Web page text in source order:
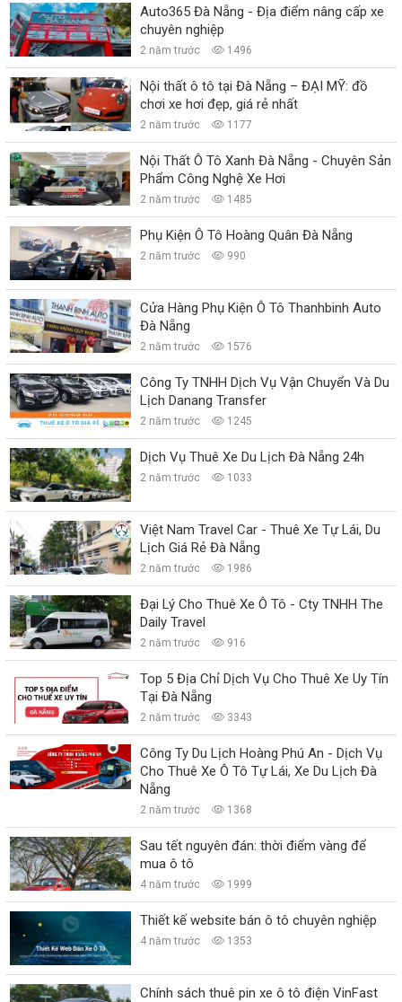
Auto365 Đà Nẵng - Địa điểm nâng cấp xe
chuyên nghiệp
2 năm trước 1496
Nội thất ô tô tại Đà Nẵng – ĐẠI MỸ: đồ
chơi xe hơi đẹp, giá rẻ nhất
2 năm trước 1177
Nội Thất Ô Tô Xanh Đà Nẵng - Chuyên Sản
Phẩm Công Nghệ Xe Hơi
2 năm trước 1485
Phụ Kiện Ô Tô Hoàng Quân Đà Nẵng
2 năm trước 990
Cửa Hàng Phụ Kiện Ô Tô Thanhbinh Auto
Đà Nẵng
2 năm trước 1576
Công Ty TNHH Dịch Vụ Vận Chuyển Và Du
Lịch Danang Transfer
2 năm trước 1245
Dịch Vụ Thuê Xe Du Lịch Đà Nẵng 24h
2 năm trước 1033
Việt Nam Travel Car - Thuê Xe Tự Lái, Du
Lịch Giá Rẻ Đà Nẵng
2 năm trước 1986
Đại Lý Cho Thuê Xe Ô Tô - Cty TNHH The
Daily Travel
2 năm trước 916
Top 5 Địa Chỉ Dịch Vụ Cho Thuê Xe Uy Tín
Tại Đà Nẵng
2 năm trước 3343
Công Ty Du Lịch Hoàng Phú An - Dịch Vụ
Cho Thuê Xe Ô Tô Tự Lái, Xe Du Lịch Đà
Nẵng
2 năm trước 1368
Sau tết nguyên đán: thời điểm vàng để
mua ô tô
4 năm trước 1999
Thiết kế website bán ô tô chuyên nghiệp
4 năm trước 1353
Chính sách thuê pin xe ô tô điện VinFast